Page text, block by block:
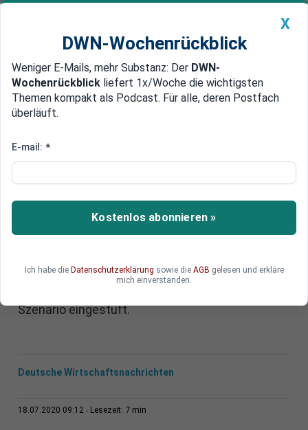
Newsticker MEIN DWN: Geldanlage Premium
Edelmetalle DWN-Magazin China
Geburt einer neuen Weltordnung:
amerikanischen und einen
chinesischen Machtblock?
Eine von der US-Regierung vorangetriebene
Szenario eingestuft.
Deutsche Wirtschaftsnachrichten
18.07.2020 09:12 Lesezeit: 7 min
X
DWN-Wochenrückblick
Weniger E-Mails, mehr Substanz: Der DWN-
Wochenrückblick liefert 1x/Woche die wichtigsten
Themen kompakt als Podcast. Für alle, deren Postfach
überläuft.
E-mail: *
Kostenlos abonnieren »
Ich habe die Datenschutzerklärung sowie die AGB gelesen und erkläre
mich einverstanden.